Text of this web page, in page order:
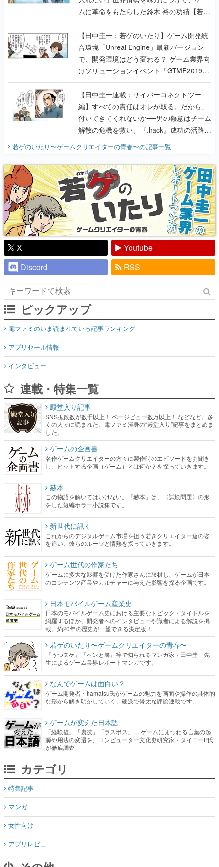
ムに革命をもたらした鈴木 裕の功績【若ゲ
のいたり】
【田中圭一：若ゲのいたり】ゲーム開発統
合環境「Unreal Engine」最新バージョン
で、開発環境はどう変わる？ ゲーム業界向
けソリューションイベント「GTMF2019」
に行って、より理解を深めよう【PR】
【田中圭一連載：サイバーコネクトツー
編】すべての責任はオレが取る。だから、
付いてきてくれないか──男の熱意はチーム
解散の危機を救い、『.hack』成功の活路を
開く。業界の快男児・松山 洋に流れる血は
『少年ジャンプ』色だった【若ゲのいた
り】
若ゲのいたり〜ゲームクリエイターの青春〜の記事一覧
X
Youtube
Discord
RSS
ピックアップ
電ファミのいま読まれている記事ランキング
アプリセール情報
インタビュー
連載・特集一覧
殿堂入り記事
SNS拡散数が数千以上！ ページビュー数万以上！ などなど。多
くの人々に読まれた、電ファミ渾身の“殿堂入り”記事をまとめま
した。
ゲームの企画書
名作ゲームクリエイターの方々に製作時のエピソードをお聞き
し、ヒットする企画（ゲーム）とは何か？を探っていきます。
赫本
この物語を解いてはいけない。『赫本』は、〈試験問題〉の形
をした短編ホラー小説集です。
新世代に訊く
これからのデジタルゲーム市場を担う若きクリエイター達の姿
を追い、彼らのルーツと情熱を探っていきます。
ゲーム世代の作家たち
ゲームに多大な影響を受けた作家さんに取材し、ゲームが日本
のコンテンツ産業やカルチャーに与えた影響を探る企画です。
日本モバイルゲーム産業史
日本のモバイルゲーム史における主要なトピック・タイトルを
網羅するほか、開発者へのインタビューや識者による解説を掲
載。約20年の歴史が一望できる決定版！
若ゲのいたり〜ゲームクリエイターの青春〜
『うつヌケ』『ペンと箸』等で知られるマンガ家・田中圭一先
生によるゲーム業界レポートマンガです。
なんでゲームは面白い？
ゲーム開発者・hamatsu氏がゲームの魅力を画面や操作の具体的
な形から解き明かしていく、硬派で骨太な評論連載です。
ゲームが変えた日本語
「経験値」「裏技」「ラスボス」… ゲームにまつわる言葉の起
源や用法の変遷を、コンピューター文化史研究家・タイニーP氏
が徹底調査。
カテゴリ
特集記事
マンガ
女性向け
アプリレビュー